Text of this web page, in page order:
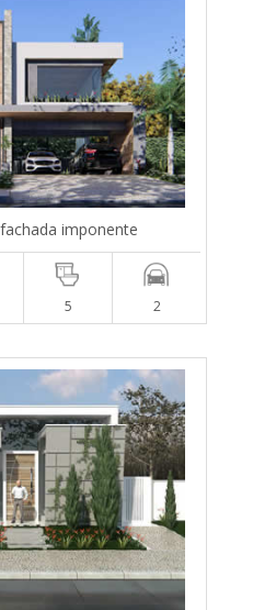
imponente
5 2